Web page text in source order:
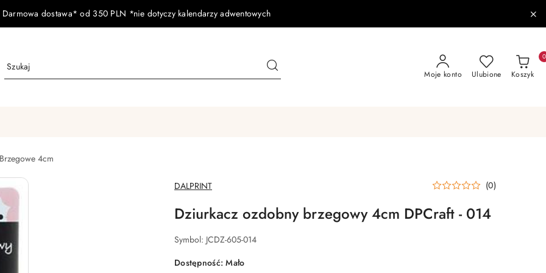
Darmowa dostawa* od 350 PLN *nie dotyczy kalendarzy adwentowych
Moje konto Ulubione Koszyk
0
Brzegowe 4cm
NAZWA
PRODUCENTA:
DALPRINT (0)
Dziurkacz ozdobny brzegowy 4cm DPCraft - 014
Symbol: JCDZ-605-014
Dostępność:Mało